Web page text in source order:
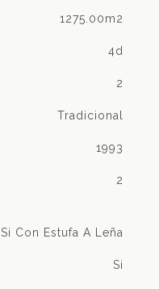
1275.00m2
4d
2
Tradicional
1993
2
Si Con Estufa A Leña
Si